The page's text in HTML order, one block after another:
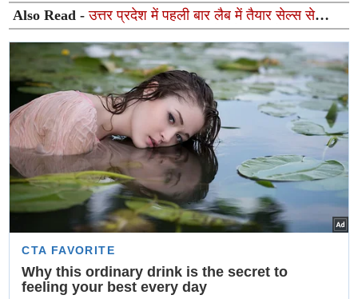
Also Read -उत्तर प्रदेश में पहली बार लैब में तैयार सेल्स से
यूरिथ्रल स्ट्रिक्चर का सफल इलाज, अपोलोमेडिक्स ने रचा
इतिहास